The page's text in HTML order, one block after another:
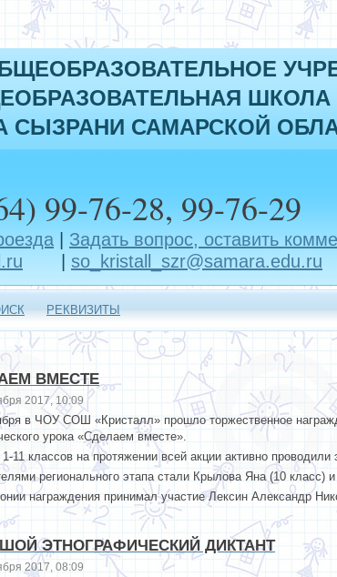
ШКОЛА
СЫЗРАНИ САМАРСКОЙ
99-76-28, 99-76-29
Задать вопрос, оставить
so_kristall_szr@samara.edu.ru
РЕКВИЗИТЫ
ВМЕСТЕ
2017, 10:09
в ЧОУ СОШ «Кристалл» прошло торжественное
урока «Сделаем вместе».
11 классов на протяжении всей акции активно
регионального этапа стали Крылова Яна (10
награждения принимал участие Лексин Александр
ЭТНОГРАФИЧЕСКИЙ ДИКТАНТ
2017, 08:09